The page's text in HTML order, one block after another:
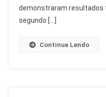
Semana
demonstraram resultados
segundo […]
Continue Lendo